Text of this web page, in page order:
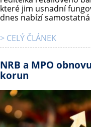
které jim usnadní
dnes nabízí samostatná
> CELÝ ČLÁNEK
NRB a MPO
korun